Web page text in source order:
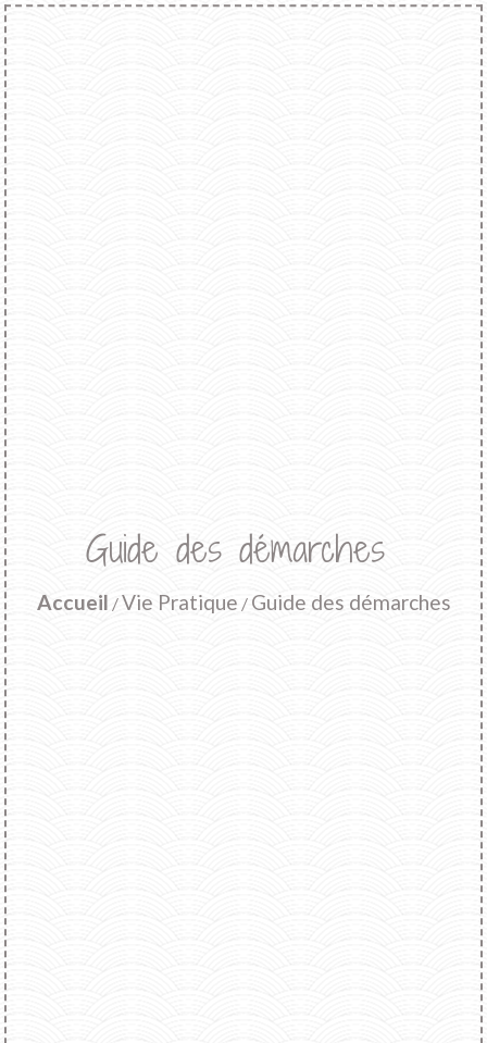
Guide des démarches
Accueil /Vie Pratique / Guide des démarches